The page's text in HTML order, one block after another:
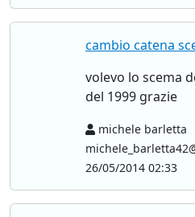
cambio catena
volevo lo scema
del 1999 grazie
michele barletta
26/05/2014 02:33